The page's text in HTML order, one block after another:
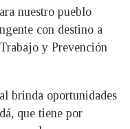
nuestro pueblo
con destino a
y Prevención
brinda oportunidades
que tiene por